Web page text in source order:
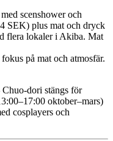
scenshower och
SEK) plus mat och dryck
flera lokaler i Akiba. Mat
på mat och atmosfär.
dori stängs för
oktober–mars)
cosplayers och